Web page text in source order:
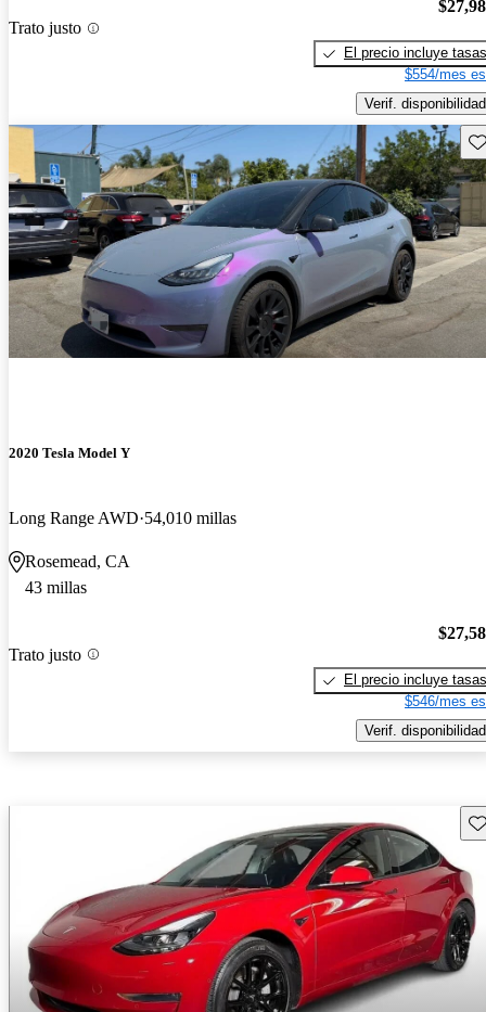
Trato justo
El precio incluye tasas
$554/mes
Verif. disponibilidad
2020 Tesla Model Y
Long Range AWD 54,010 millas
Rosemead, CA
43 millas
Trato justo
El precio incluye tasas
$546/mes
Verif. disponibilidad